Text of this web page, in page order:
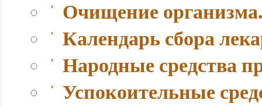
Очищение
Календарь сбора
Народные средства
Успокоительные